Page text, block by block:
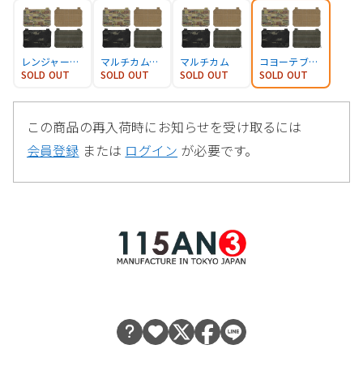
レンジャーグリーン
SOLD OUT
マルチカムブラック
SOLD OUT
マルチカム
SOLD OUT
コヨーテブラウン
SOLD OUT
この商品の再入荷時にお知らせを受け取るには
会員登録 または ログイン が必要です。